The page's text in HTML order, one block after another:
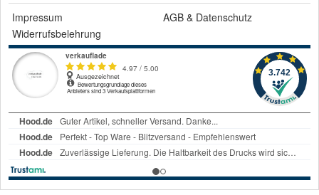
Impressum
AGB & Datenschutz
Widerrufsbelehrung